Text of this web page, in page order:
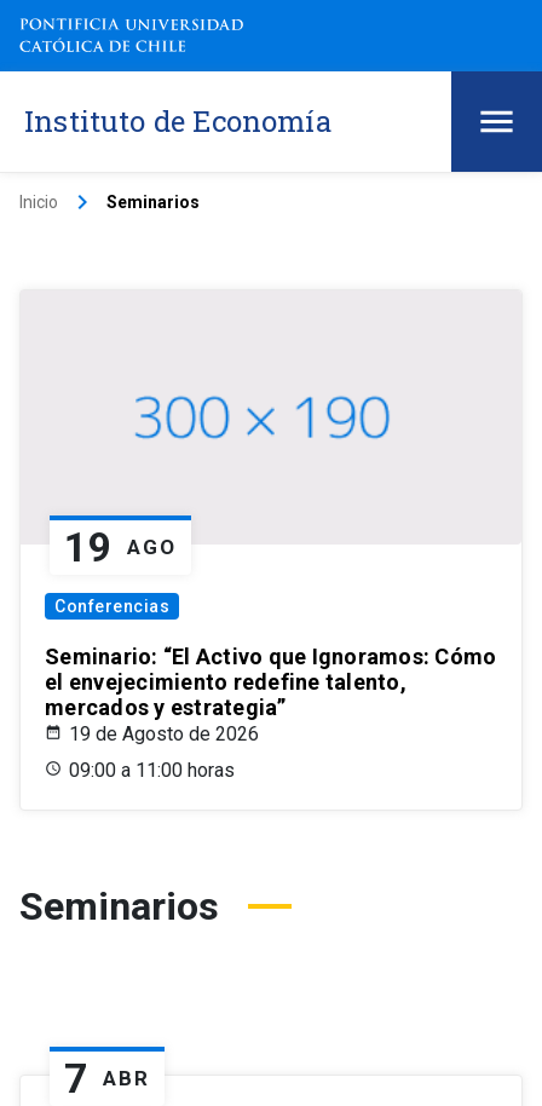
Instituto de Economía
Inicio keyboard_arrow_right Seminarios
19 AGO
Conferencias
Seminario: “El Activo que Ignoramos: Cómo
el envejecimiento redefine talento,
mercados y estrategia”
19 de Agosto de 2026
09:00 a 11:00 horas
Seminarios
7 ABR